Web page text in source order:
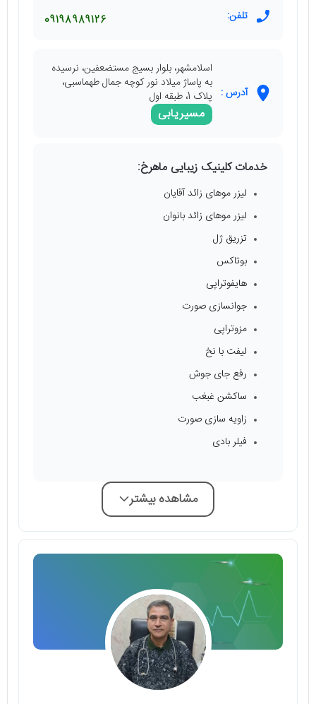
تلفن: 09198989126
آدرس :
اسلامشهر، بلوار بسیج مستضعفین، نرسیده
به پاساژ میلاد نور کوچه جمال طهماسبی،
پلاک 1، طبقه اول
مسیریابی
خدمات کلینیک زیبایی ماهرخ:
لیزر موهای زائد آقایان
لیزر موهای زائد بانوان
تزریق ژل
بوتاکس
هایفوتراپی
جوانسازی صورت
مزوتراپی
لیفت با نخ
رفع جای جوش
ساکشن غبغب
زاویه سازی صورت
فیلر بادی
مشاهده بیشتر